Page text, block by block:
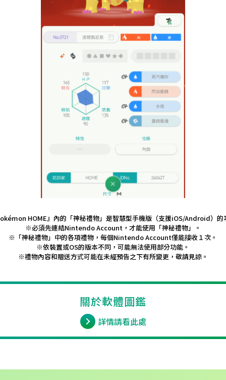
HOME』內的「神秘禮物」是智慧型手機版（支援iOS/Android）的
※必須先連結Nintendo Account，才能使用「神秘禮物」。
※「神秘禮物」中的各項禮物，每個Nintendo Account僅能接收１次。
※依裝置或OS的版本不同，可能無法使用部分功能。
※禮物內容和贈送方式可能在未經預告之下有所變更，敬請見諒。
關於軟體圖鑑
詳情請看此處